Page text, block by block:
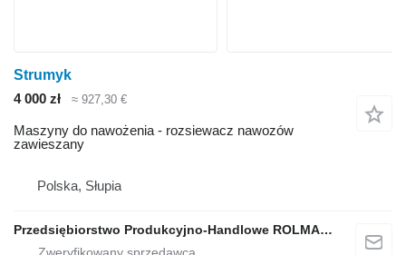
Strumyk
4 000 zł
≈ 927,30 €
Maszyny do nawożenia - rozsiewacz nawozów
zawieszany
Polska, Słupia
Przedsiębiorstwo Produkcyjno-Handlowe ROLMAPOL Marcin Dziekan